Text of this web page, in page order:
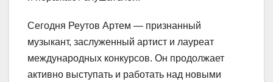
Сегодня Реутов Артем — признанный
музыкант, заслуженный артист и лауреат
международных конкурсов. Он продолжает
активно выступать и работать над новыми